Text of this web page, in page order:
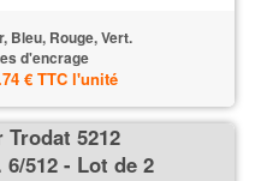
Bleu, Rouge, Vert.
d'encrage
€ TTC l'unité
Trodat 5212
512 - Lot de 2